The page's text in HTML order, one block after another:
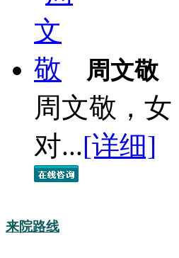
周文敬
周文敬，
对...[详细]
来院路线